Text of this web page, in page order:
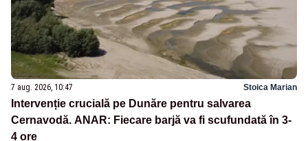
7 aug. 2026, 10:47 Stoica Marian
Intervenție crucială pe Dunăre pentru salvarea
Cernavodă. ANAR: Fiecare barjă va fi scufundată în 3-
4 ore